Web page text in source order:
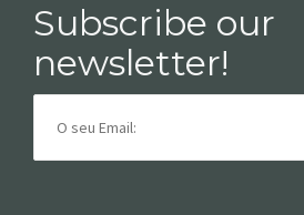
Subscribe our
newsletter!